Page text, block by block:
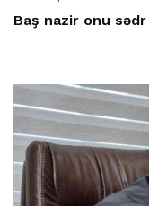
Baş nazir onu